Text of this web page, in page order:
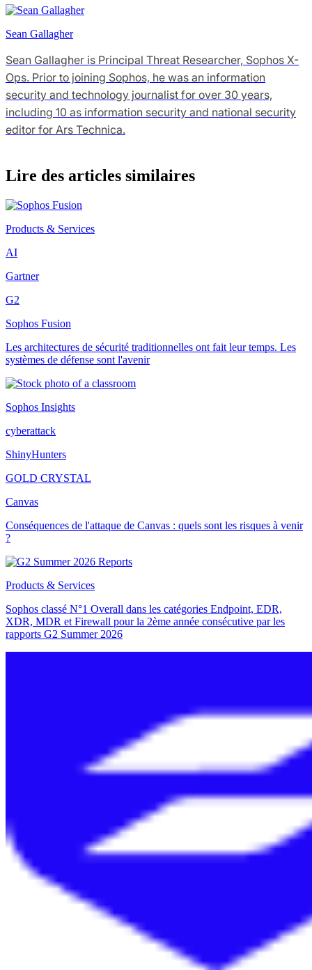
Sean Gallagher
Sean Gallagher is Principal Threat Researcher, Sophos X-
Ops. Prior to joining Sophos, he was an information
security and technology journalist for over 30 years,
including 10 as information security and national security
editor for Ars Technica.
Lire des articles similaires
Products & Services
AI
Gartner
G2
Sophos Fusion
Les architectures de sécurité traditionnelles ont fait leur temps. Les
systèmes de défense sont l'avenir
Sophos Insights
cyberattack
ShinyHunters
GOLD CRYSTAL
Canvas
Conséquences de l'attaque de Canvas : quels sont les risques à venir
?
Products & Services
Sophos classé N°1 Overall dans les catégories Endpoint, EDR,
XDR, MDR et Firewall pour la 2ème année consécutive par les
rapports G2 Summer 2026